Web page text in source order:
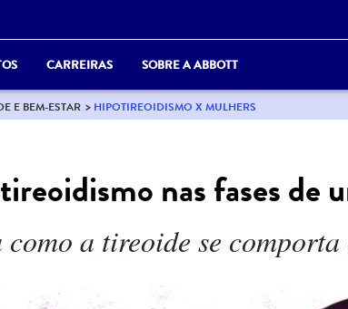
CARREIRAS SOBRE A ABBOTT
E BEM-ESTAR HIPOTIREOIDISMO X MULHERS
nas fases de
a tireoide se